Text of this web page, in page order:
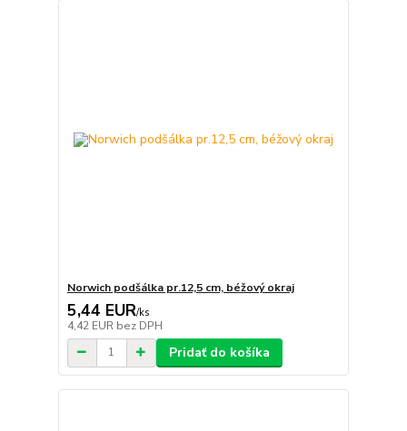
Norwich podšálka pr.12,5 cm, béžový okraj
5,44 EUR/ks
4,42 EUR bez DPH
Pridať do košíka